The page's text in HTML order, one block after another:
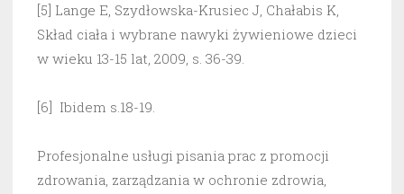
[5] Lange E, Szydłowska-Krusiec J, Chałabis K,
Skład ciała i wybrane nawyki żywieniowe dzieci
w wieku 13-15 lat, 2009, s. 36-39.
[6] Ibidem s.18-19.
Profesjonalne usługi pisania prac z promocji
zdrowania, zarządzania w ochronie zdrowia,